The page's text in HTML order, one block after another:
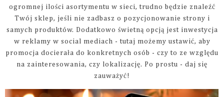
ogromnej ilości asortymentu w sieci, trudno będzie znaleźć
Twój sklep, jeśli nie zadbasz o pozycjonowanie strony i
samych produktów. Dodatkowo świetną opcją jest inwestycja
w reklamy w social mediach - tutaj możemy ustawić, aby
promocja docierała do konkretnych osób - czy to ze względu
na zainteresowania, czy lokalizację. Po prostu - daj się
zauważyć!